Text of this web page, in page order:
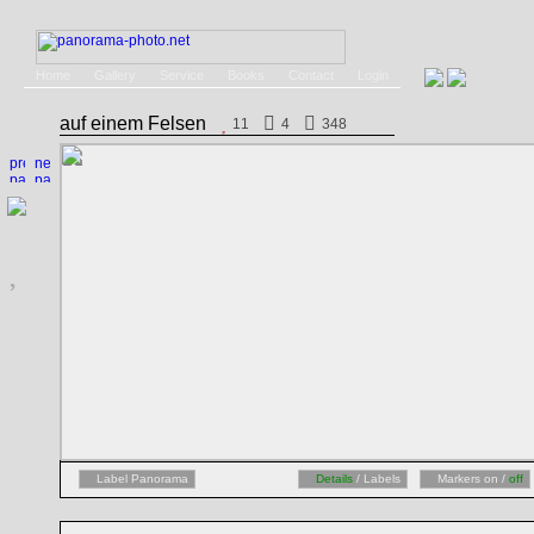
auf einem Felsen 11 4 348
Label Panorama Details / Labels Markers on / off